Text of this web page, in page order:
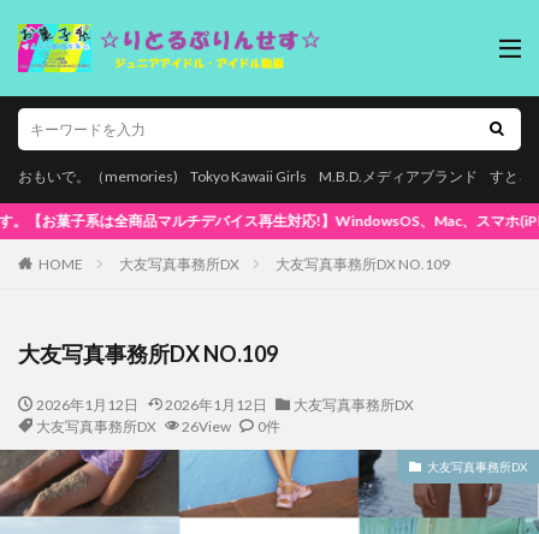
おもいで。（memories) Tokyo Kawaii Girls M.B.D.メディアブランド すとろ
再生対応!】WindowsOS、Mac、スマホ(iPhone / Android)、タブレットで再
HOME 大友写真事務所DX 大友写真事務所DX NO.109
大友写真事務所DX NO.109
2026年1月12日 2026年1月12日
大友写真事務所DX
大友写真事務所DX
26View 0件
大友写真事務所DX